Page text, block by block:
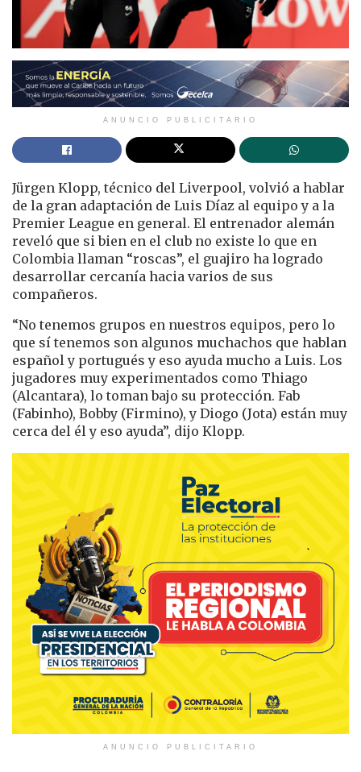
ANUNCIO PUBLICITARIO
Jürgen Klopp, técnico del Liverpool, volvió a hablar
de la gran adaptación de Luis Díaz al equipo y a la
Premier League en general. El entrenador alemán
reveló que si bien en el club no existe lo que en
Colombia llaman “roscas”, el guajiro ha logrado
desarrollar cercanía hacia varios de sus
compañeros.
“No tenemos grupos en nuestros equipos, pero lo
que sí tenemos son algunos muchachos que hablan
español y portugués y eso ayuda mucho a Luis. Los
jugadores muy experimentados como Thiago
(Alcantara), lo toman bajo su protección. Fab
(Fabinho), Bobby (Firmino), y Diogo (Jota) están muy
cerca del él y eso ayuda”, dijo Klopp.
ANUNCIO PUBLICITARIO